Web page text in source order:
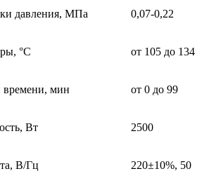
давления, МПа 0,07-0,22
°С от 105 до 134
времени, мин от 0 до 99
Вт 2500
В/Гц 220±10%, 50